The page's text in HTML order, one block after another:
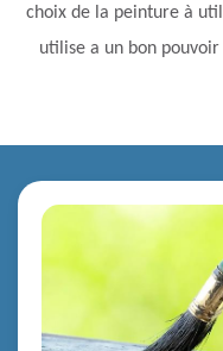
choix de la peinture à
utilise a un bon